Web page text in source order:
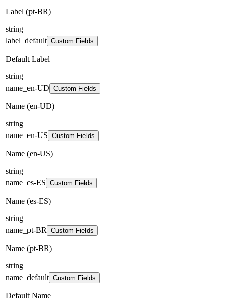
Label (pt-BR)
string
label_default Custom Fields
Default Label
string
name_en-UD Custom Fields
Name (en-UD)
string
name_en-US Custom Fields
Name (en-US)
string
name_es-ES Custom Fields
Name (es-ES)
string
name_pt-BR
Custom Fields
Name (pt-BR)
string
name_default Custom Fields
Default Name